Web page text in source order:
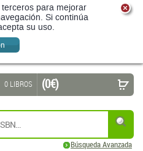
para mejorar
Si continúa
su uso.
Búsqueda Avanzada
0 LIBROS (0 €)